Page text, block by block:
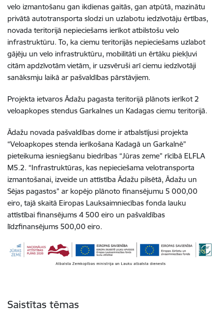
velo izmantošanu gan ikdienas gaitās, gan atpūtā, mazinātu
privātā autotransporta slodzi un uzlabotu iedzīvotāju ērtības,
novada teritorijā nepieciešams ierīkot atbilstošu velo
infrastruktūru. To, ka ciemu teritorijās nepieciešams uzlabot
gājēju un velo infrastruktūru, mobilitāti un ērtāku piekļuvi
citām apdzīvotām vietām, ir uzsvēruši arī ciemu iedzīvotāji
sanāksmju laikā ar pašvaldības pārstāvjiem.
Projekta ietvaros Ādažu pagasta teritorijā plānots ierīkot 2
veloapkopes stendus Garkalnes un Kadagas ciemu teritorijā.
Ādažu novada pašvaldības dome ir atbalstījusi projekta
“Veloapkopes stenda ierīkošana Kadagā un Garkalnē”
pieteikuma iesniegšanu biedrības “Jūras zeme” rīcībā ELFLA
M5.2. “Infrastruktūras, kas nepieciešama velotransporta
izmantošanai, izveide un attīstība Ādažu pilsētā, Ādažu un
Sējas pagastos” ar kopējo plānoto finansējumu 5 000,00
eiro, tajā skaitā Eiropas Lauksaimniecības fonda lauku
attīstībai finansējums 4 500 eiro un pašvaldības
līdzfinansējums 500,00 eiro.
Saistītas tēmas